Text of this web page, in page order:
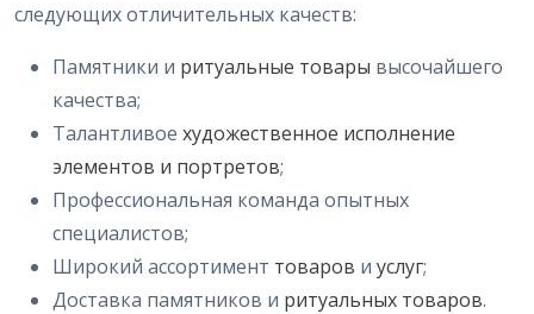
следующих отличительных качеств:
Памятники и ритуальные товары высочайшего
качества;
Талантливое художественное исполнение
элементов и портретов;
Профессиональная команда опытных
специалистов;
Широкий ассортимент товаров и услуг;
Доставка памятников и ритуальных товаров.